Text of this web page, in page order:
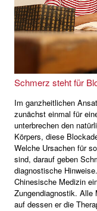
Schmerz steht für
Im ganzheitlichen
zunächst einmal für
unterbrechen den
Körpers, diese
Welche Ursachen für
sind, darauf geben
diagnostische
Chinesische Medizin
Zungendiagnostik. Alle
auf dessen er die